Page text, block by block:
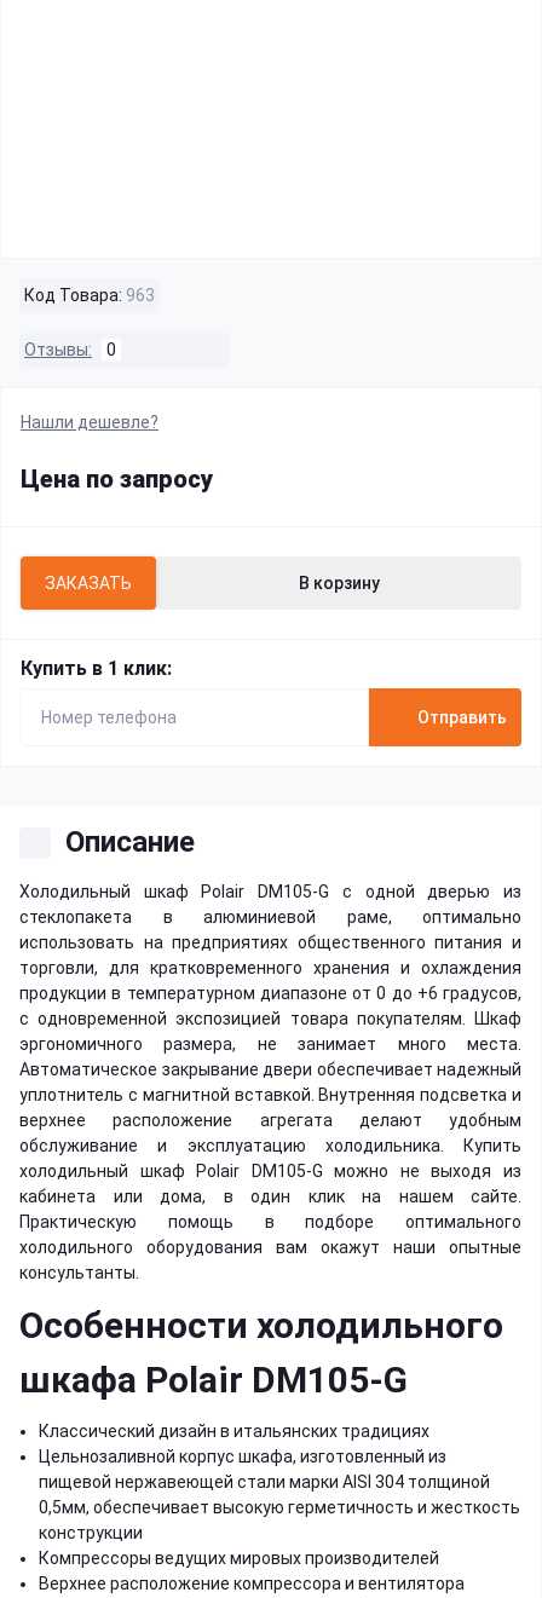
Код Товара: 963
Отзывы: 0
Нашли дешевле?
Цена по запросу
ЗАКАЗАТЬ В корзину
Купить в 1 клик:
Отправить
Описание
Холодильный шкаф Polair DM105-G с одной дверью из
стеклопакета в алюминиевой раме, оптимально
использовать на предприятиях общественного питания и
торговли, для кратковременного хранения и охлаждения
продукции в температурном диапазоне от 0 до +6 градусов,
с одновременной экспозицией товара покупателям. Шкаф
эргономичного размера, не занимает много места.
Автоматическое закрывание двери обеспечивает надежный
уплотнитель с магнитной вставкой. Внутренняя подсветка и
верхнее расположение агрегата делают удобным
обслуживание и эксплуатацию холодильника. Купить
холодильный шкаф Polair DM105-G можно не выходя из
кабинета или дома, в один клик на нашем сайте.
Практическую помощь в подборе оптимального
холодильного оборудования вам окажут наши опытные
консультанты.
Особенности холодильного
шкафа Polair DM105-G
Классический дизайн в итальянских традициях
Цельнозаливной корпус шкафа, изготовленный из
пищевой нержавеющей стали марки AISI 304 толщиной
0,5мм, обеспечивает высокую герметичность и жесткость
конструкции
Компрессоры ведущих мировых производителей
Верхнее расположение компрессора и вентилятора